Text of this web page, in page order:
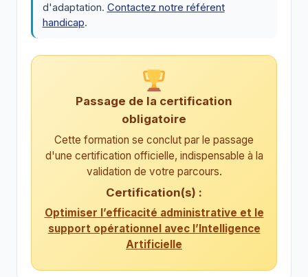
d'adaptation. Contactez notre référent
handicap.
Passage de la certification
obligatoire
Cette formation se conclut par le passage
d'une certification officielle, indispensable à la
validation de votre parcours.
Certification(s) :
Optimiser l’efficacité administrative et le
support opérationnel avec l’Intelligence
Artificielle